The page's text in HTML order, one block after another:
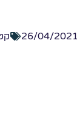
26/04/2021